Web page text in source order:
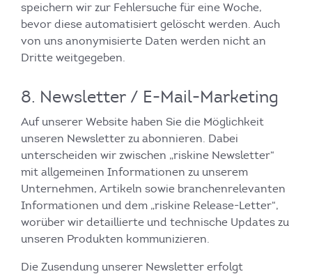
speichern wir zur Fehlersuche für eine Woche,
bevor diese automatisiert gelöscht werden. Auch
von uns anonymisierte Daten werden nicht an
Dritte weitgegeben.
8. Newsletter / E-Mail-Marketing
Auf unserer Website haben Sie die Möglichkeit
unseren Newsletter zu abonnieren. Dabei
unterscheiden wir zwischen „riskine Newsletter“
mit allgemeinen Informationen zu unserem
Unternehmen, Artikeln sowie branchenrelevanten
Informationen und dem „riskine Release-Letter“,
worüber wir detaillierte und technische Updates zu
unseren Produkten kommunizieren.
Die Zusendung unserer Newsletter erfolgt